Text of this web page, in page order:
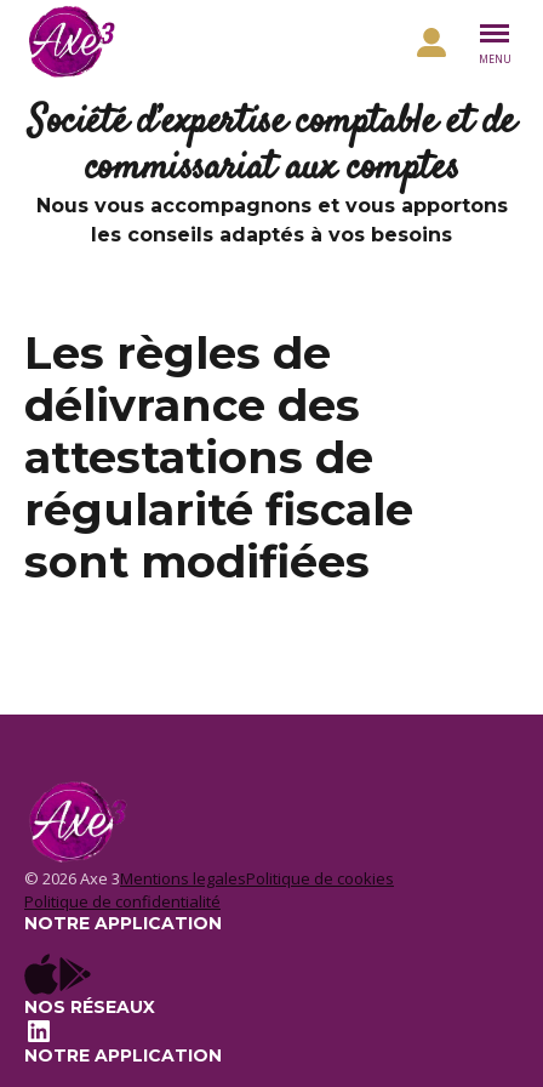
Aller au contenu
MENU
Société d’expertise comptable et de
commissariat aux comptes
Nous vous accompagnons et vous apportons
les conseils adaptés à vos besoins
Les règles de
délivrance des
attestations de
régularité fiscale
sont modifiées
© 2026 Axe 3Mentions legalesPolitique de cookies
Politique de confidentialité
NOTRE APPLICATION
NOS RÉSEAUX
LinkedIn
NOTRE APPLICATION